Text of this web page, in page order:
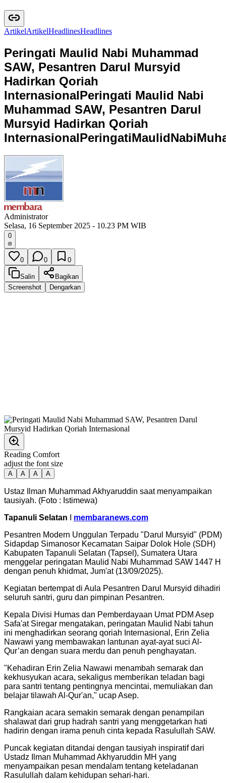
ArtikelArtikelHeadlinesHeadlines
Peringati Maulid Nabi Muhammad
SAW, Pesantren Darul Mursyid
Hadirkan Qoriah
InternasionalPeringati Maulid Nabi
Muhammad SAW, Pesantren Darul
Mursyid Hadirkan Qoriah
InternasionalPeringatiMaulidNabiMuh
Administrator
Selasa, 16 September 2025 - 10.23 PM WIB
0
0 0 0
Salin
Bagikan
Screenshot
Dengarkan
Reading Comfort
adjust the font size
A A A A
Ustaz Ilman Muhammad Akhyaruddin saat menyampaikan
tausiyah. (Foto : Istimewa)
Tapanuli Selatan
membaranews.com
Pesantren Modern Unggulan Terpadu "Darul Mursyid" (PDM)
Sidapdap Simanosor Kecamatan Saipar Dolok Hole (SDH)
Kabupaten Tapanuli Selatan (Tapsel), Sumatera Utara
menggelar peringatan Maulid Nabi Muhammad SAW 1447 H
dengan penuh khidmat, Jum'at (13/09/2025).
Kegiatan bertempat di Aula Pesantren Darul Mursyid dihadiri
seluruh santri, guru dan pimpinan Pesantren.
Kepala Divisi Humas dan Pemberdayaan Umat PDM Asep
Safa'at Siregar mengatakan, peringatan Maulid Nabi tahun
ini menghadirkan seorang qoriah Internasional, Erin Zelia
Nawawi yang membawakan lantunan ayat-ayat suci Al-
Qur’an dengan suara merdu dan penuh penghayatan.
"Kehadiran Erin Zelia Nawawi menambah semarak dan
kekhusyukan acara, sekaligus memberikan teladan bagi
para santri tentang pentingnya mencintai, memuliakan dan
belajar tilawah Al-Qur'an," ucap Asep.
Rangkaian acara semakin semarak dengan penampilan
shalawat dari grup hadrah santri yang menggetarkan hati
hadirin dengan irama penuh cinta kepada Rasulullah SAW.
Puncak kegiatan ditandai dengan tausiyah inspiratif dari
Ustadz Ilman Muhammad Akhyaruddin MH yang
menyampaikan pesan mendalam tentang keteladanan
Rasulullah dalam kehidupan sehari-hari.